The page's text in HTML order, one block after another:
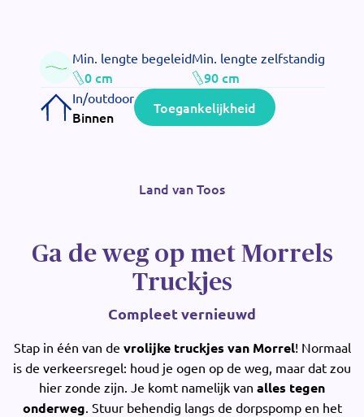
Min. lengte begeleid
0 cm
Min. lengte zelfstandig
90 cm
In/outdoor
Binnen
Toegankelijkheid
Land van Toos
Ga de weg op met Morrels
Truckjes
Compleet vernieuwd
Stap in één van de vrolijke truckjes van Morrel! Normaal
is de verkeersregel: houd je ogen op de weg, maar dat zou
hier zonde zijn. Je komt namelijk van alles tegen
onderweg. Stuur behendig langs de dorpspomp en het